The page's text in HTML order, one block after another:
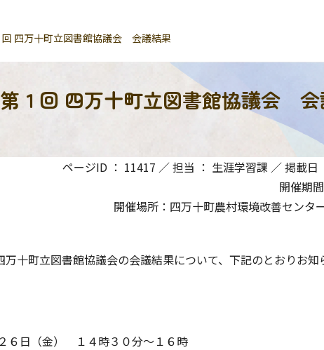
回 四万十町立図書館協議会 会議結果
１回 四万十町立図書館協議会
ページID ： 11417 ／ 担当 ： 生涯学習課 ／ 掲載
開催期
開催場所：四万十町農村環境改善セン
町立図書館協議会の会議結果について、下記のとおりお知
日（金） １４時３０分～１６時